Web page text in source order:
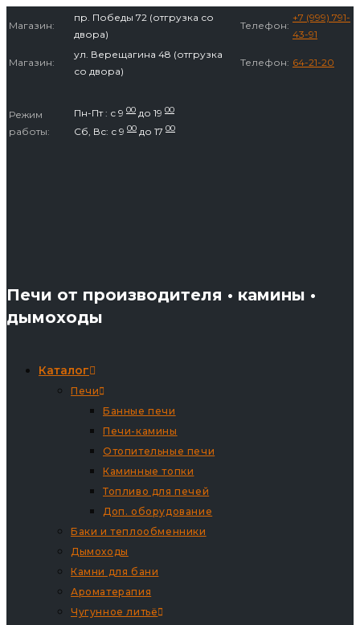
содержимому
Магазин:
пр. Победы 72 (отгрузка со
двора)
Телефон:
+7 (999) 791-
43-91
Магазин:
ул. Верещагина 48 (отгрузка
со двора)
Телефон: 64-21-20
Режим
работы:
Пн-Пт : с 9 00 до 19 00
Сб, Вс: с 9 00 до 17 00
Печи от производителя • камины •
дымоходы
Каталог
Печи
Банные печи
Печи-камины
Отопительные печи
Каминные топки
Топливо для печей
Доп. оборудование
Баки и теплообменники
Дымоходы
Камни для бани
Ароматерапия
Чугунное литьё